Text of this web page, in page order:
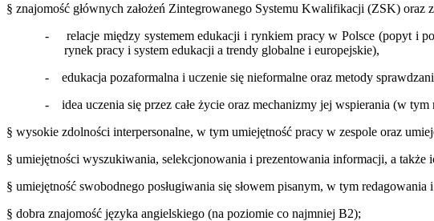
§ znajomość głównych założeń Zintegrowanego Systemu Kwalifikacji (ZSK)
-
relacje między systemem edukacji i rynkiem pracy w Polsce (popyt i
rynek pracy i system edukacji a trendy globalne i europejskie),
-
edukacja pozaformalna i uczenie się nieformalne oraz metody
-
idea uczenia się przez całe życie oraz mechanizmy jej wspierania (w
§ wysokie zdolności interpersonalne, w tym umiejętność pracy w zespole oraz
§ umiejętności wyszukiwania, selekcjonowania i prezentowania informacji, a także
§ umiejętność swobodnego posługiwania się słowem pisanym, w tym
§ dobra znajomość języka angielskiego (na poziomie co najmniej B2);